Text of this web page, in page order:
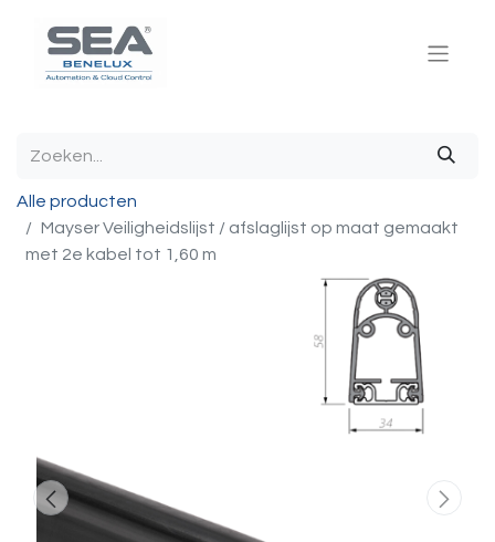
Alle producten
Mayser Veiligheidslijst / afslaglijst op maat gemaakt
met 2e kabel tot 1,60 m